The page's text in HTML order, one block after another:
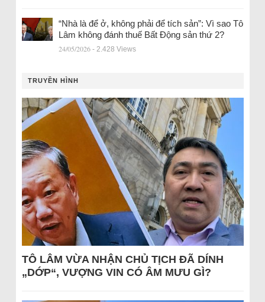
“Nhà là để ở, không phải để tích sản”: Vì sao Tô
Lâm không đánh thuế Bất Động sản thứ 2?
24/05/2026 - 2.428 Views
TRUYỀN HÌNH
TÔ LÂM VỪA NHẬN CHỦ TỊCH ĐÃ DÍNH
„DỚP“, VƯỢNG VIN CÓ ÂM MƯU GÌ?